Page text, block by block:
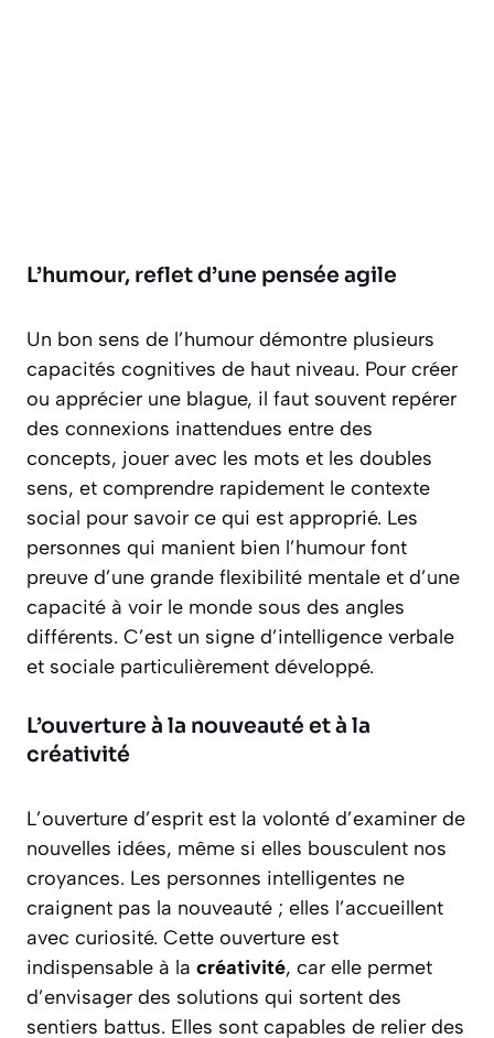
L’humour, reflet d’une pensée agile
Un bon sens de l’humour démontre plusieurs
capacités cognitives de haut niveau. Pour créer
ou apprécier une blague, il faut souvent repérer
des connexions inattendues entre des
concepts, jouer avec les mots et les doubles
sens, et comprendre rapidement le contexte
social pour savoir ce qui est approprié. Les
personnes qui manient bien l’humour font
preuve d’une grande flexibilité mentale et d’une
capacité à voir le monde sous des angles
différents. C’est un signe d’intelligence verbale
et sociale particulièrement développé.
L’ouverture à la nouveauté et à la
créativité
L’ouverture d’esprit est la volonté d’examiner de
nouvelles idées, même si elles bousculent nos
croyances. Les personnes intelligentes ne
craignent pas la nouveauté ; elles l’accueillent
avec curiosité. Cette ouverture est
indispensable à la créativité, car elle permet
d’envisager des solutions qui sortent des
sentiers battus. Elles sont capables de relier des